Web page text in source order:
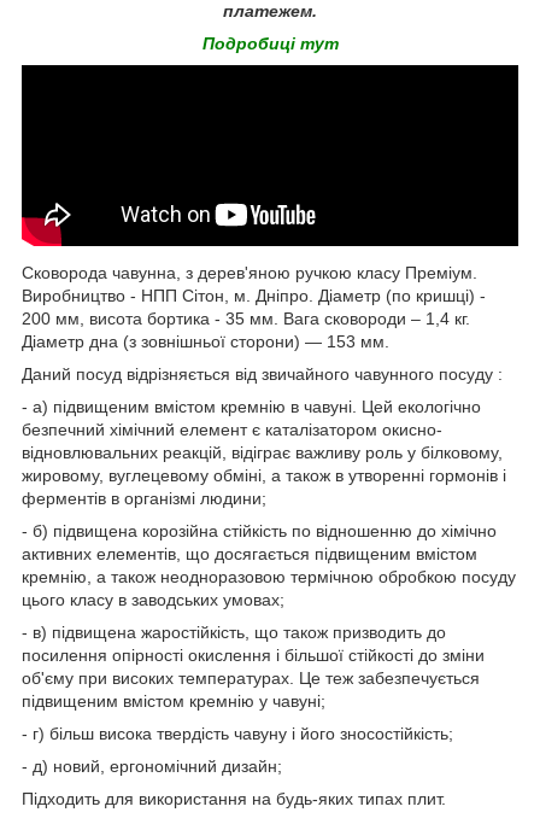
платежем.
Подробиці тут
Сковорода чавунна, з дерев'яною ручкою класу Преміум.
Виробництво - НПП Сітон, м. Дніпро. Діаметр (по кришці) -
200 мм, висота бортика - 35 мм. Вага сковороди – 1,4 кг.
Діаметр дна (з зовнішньої сторони) ― 153 мм.
Даний посуд відрізняється від звичайного чавунного посуду :
- а) підвищеним вмістом кремнію в чавуні. Цей екологічно
безпечний хімічний елемент є каталізатором окисно-
відновлювальних реакцій, відіграє важливу роль у білковому,
жировому, вуглецевому обміні, а також в утворенні гормонів і
ферментів в організмі людини;
- б) підвищена корозійна стійкість по відношенню до хімічно
активних елементів, що досягається підвищеним вмістом
кремнію, а також неодноразовою термічною обробкою посуду
цього класу в заводських умовах;
- в) підвищена жаростійкість, що також призводить до
посилення опірності окислення і більшої стійкості до зміни
об'єму при високих температурах. Це теж забезпечується
підвищеним вмістом кремнію у чавуні;
- г) більш висока твердість чавуну і його зносостійкість;
- д) новий, ергономічний дизайн;
Підходить для використання на будь-яких типах плит.